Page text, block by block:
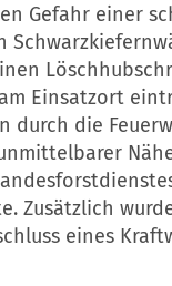
Gefahr einer
Einsatzort
durch die
Zusätzlich
eines